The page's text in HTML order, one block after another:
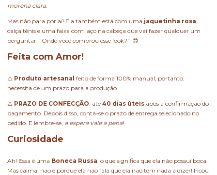
morena clara.
Mas não para por aí! Ela também está com uma jaquetinha rosa,
calça tênis e uma faixa com laço na cabeça que vai fazer qualquer um
perguntar: "Onde você comprou esse look?". 😍
Feita com Amor!
⚠️ Produto artesanal feito de forma 100% manual, portanto,
necessita de um prazo para a produção.
⚠️ PRAZO DE CONFECÇÃO: até 40 dias úteis após a confirmação do
pagamento. Depois disso, conta-se o prazo de entrega selecionado no
pedido. E lembre-se, a espera vale a pena!
Curiosidade
Ah! Essa é uma Boneca Russa, o que significa que ela não possui boca.
Mas calma, não é porque ela não fala que ela não tem nada a dizer! Ficou